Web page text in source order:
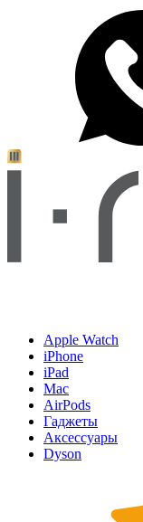
Apple Watch
iPhone
iPad
Mac
AirPods
Гаджеты
Аксессуары
Dyson